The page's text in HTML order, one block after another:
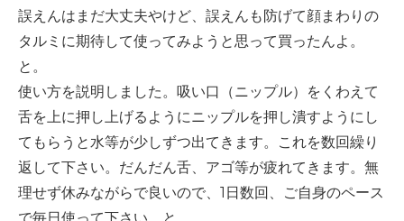
会社情報
誤えんはまだ大丈夫やけど、誤えんも防げて顔まわりの
タルミに期待して使ってみようと思って買ったんよ。
と。
使い方を説明しました。吸い口（ニップル）をくわえて
舌を上に押し上げるようにニップルを押し潰すようにし
てもらうと水等が少しずつ出てきます。これを数回繰り
返して下さい。だんだん舌、アゴ等が疲れてきます。無
理せず休みながらで良いので、1日数回、ご自身のペース